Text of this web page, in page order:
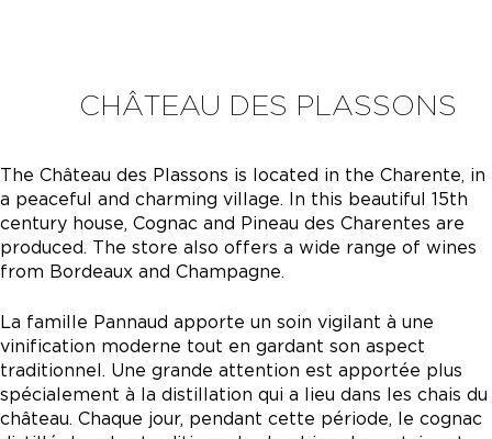
CHÂTEAU DES PLASSONS
The Château des Plassons is located in the Charente, in
a peaceful and charming village. In this beautiful 15th
century house, Cognac and Pineau des Charentes are
produced. The store also offers a wide range of wines
from Bordeaux and Champagne.
La famille Pannaud apporte un soin vigilant à une
vinification moderne tout en gardant son aspect
traditionnel. Une grande attention est apportée plus
spécialement à la distillation qui a lieu dans les chais du
château. Chaque jour, pendant cette période, le cognac